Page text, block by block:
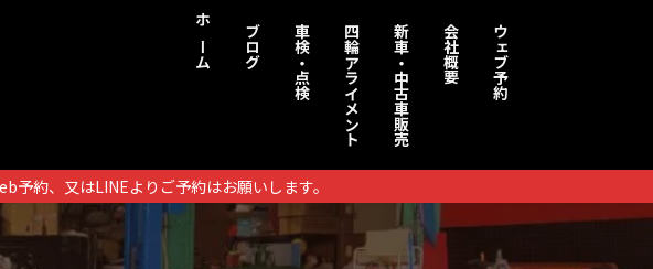
ホーム ブログ 車検・点検 四輪アライメント 新車・中古車販売 会社概要 ウェブ予約
約、又はLINEよりご予約はお願いします。